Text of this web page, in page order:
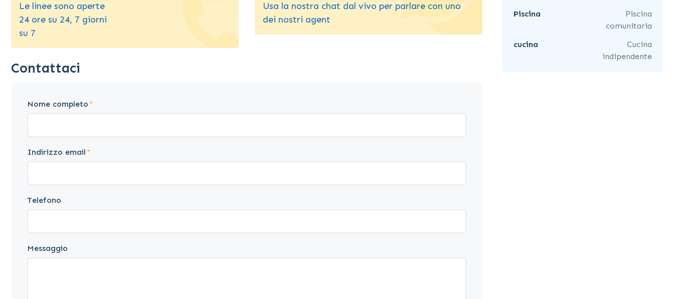
Le linee sono aperte
24 ore su 24, 7 giorni
su 7
Usa la nostra chat dal vivo per parlare con uno
dei nostri agent
Contattaci
Nome completo
Indirizzo email
Telefono
Messaggio
Piscina
Piscina
comunitaria
cucina
Cucina
indipendente